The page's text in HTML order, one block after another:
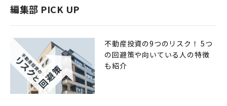
編集部 PICK UP
不動産投資の9つのリスク！ 5つ
の回避策や向いている人の特徴
も紹介